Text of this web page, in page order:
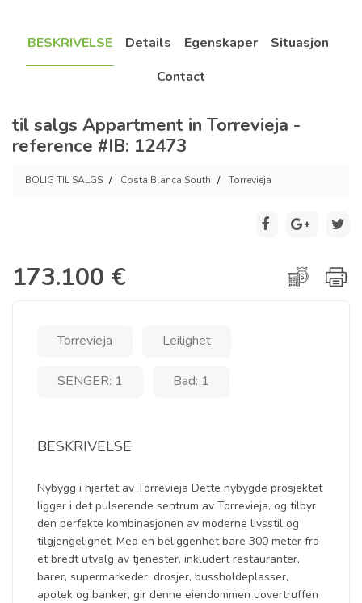
BESKRIVELSE Details Egenskaper
Situasjon
Contact
til salgs Appartment in Torrevieja -
reference #IB: 12473
BOLIG TIL SALGS Costa Blanca South Torrevieja
173.100 €
Torrevieja Leilighet
SENGER: 1 Bad: 1
BESKRIVELSE
Nybygg i hjertet av Torrevieja Dette nybygde prosjektet
ligger i det pulserende sentrum av Torrevieja, og tilbyr
den perfekte kombinasjonen av moderne livsstil og
tilgjengelighet. Med en beliggenhet bare 300 meter fra
et bredt utvalg av tjenester, inkludert restauranter,
barer, supermarkeder, drosjer, bussholdeplasser,
apotek og banker, gir denne eiendommen uovertruffen